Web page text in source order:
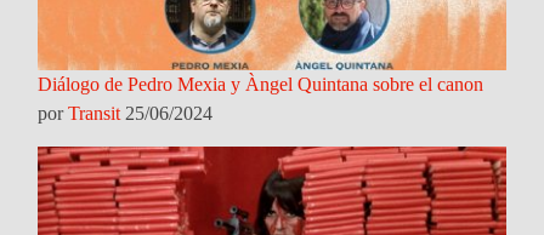
Diálogo de Pedro Mexia y Àngel Quintana sobre el canon
porTransit 25/06/2024